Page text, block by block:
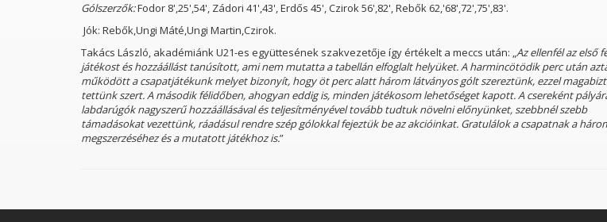
Gólszerzők:Fodor 8',25',54', Zádori 41',43', Erdős 45', Czirok 56',82', Rebők 62,'68',72',75',83'.
Jók: Rebők,Ungi Máté,Ungi Martin,Czirok.
Takács László, akadémiánk U21-es együttesének szakvezetője így értékelt a meccs után: „Az ellenfél az első
játékost és hozzáállást tanúsított, ami nem mutatta a tabellán elfoglalt helyüket. A harmincötödik perc után
működött a csapatjátékunk melyet bizonyít, hogy öt perc alatt három látványos gólt szereztünk, ezzel
tettünk szert. A második félidőben, ahogyan eddig is, minden játékosom lehetőséget kapott. A csereként
labdarúgók nagyszerű hozzáállásával és teljesítményével tovább tudtuk növelni előnyünket, szebbnél szebb
támadásokat vezettünk, ráadásul rendre szép gólokkal fejeztük be az akcióinkat. Gratulálok a csapatnak a
megszerzéséhez és a mutatott játékhoz is.”
SPA hungary holding Göndöcs Benedek Középiskola